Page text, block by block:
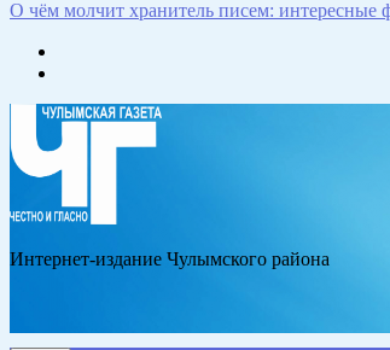
О чём молчит хранитель писем:
Интернет-издание Чулымского района